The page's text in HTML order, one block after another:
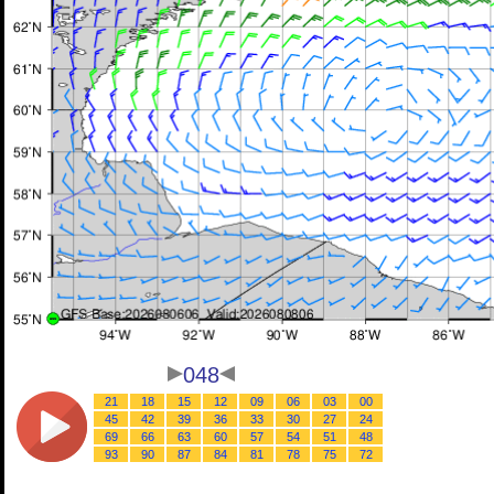
048
00
03
06
09
12
15
18
21
24
27
30
33
36
39
42
45
48
51
54
57
60
63
66
69
72
75
78
81
84
87
90
93